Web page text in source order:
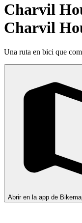
Charvil
Charvil
Una ruta en bici que
Abrir en la app de